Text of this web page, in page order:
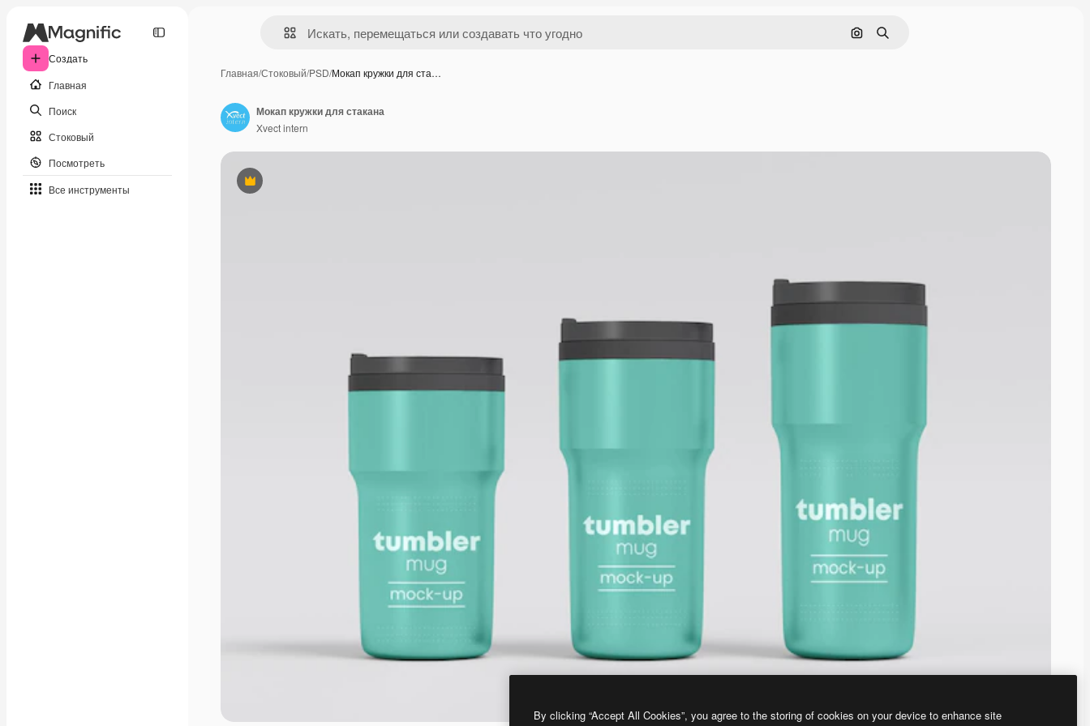
Создать
Главная
Поиск
Стоковый
Посмотреть
Все инструменты
Поиск по изображению
Поиск
Главная/Стоковый/PSD/Мокап кружки для ста…
Премиум
Мокап кружки для стакана
Xvect intern
By clicking “Accept All Cookies”, you agree to the storing of cookies on your device to enhance site